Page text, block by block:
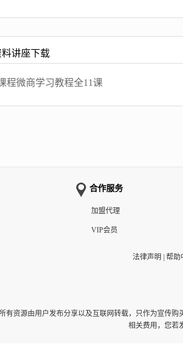
讲座下载
程微商学习教程全11课
合作服务
加盟代理
VIP会员
法律声明 帮助
有资源由用户发布分享以及互联网转载，只作为宣传
相关费用，您若